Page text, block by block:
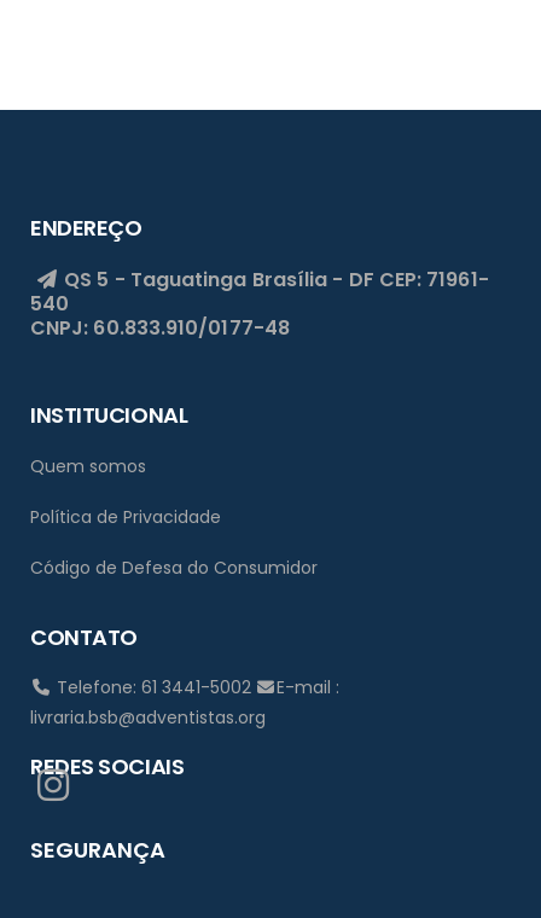
ENDEREÇO
QS 5 - Taguatinga Brasília - DF CEP: 71961-
540
CNPJ: 60.833.910/0177-48
INSTITUCIONAL
Quem somos
Política de Privacidade
Código de Defesa do Consumidor
CONTATO
Telefone: 61 3441-5002
E-mail :
livraria.bsb@adventistas.org
REDES SOCIAIS
SEGURANÇA